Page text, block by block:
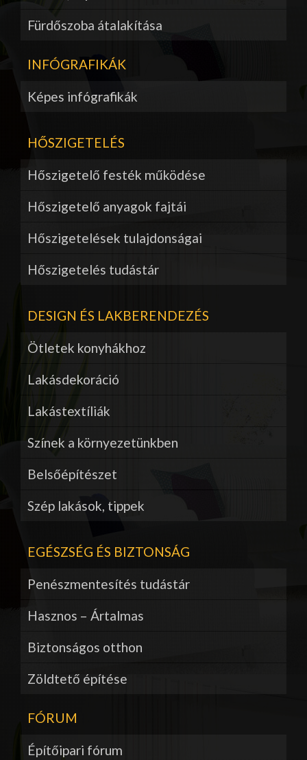
Fürdőszoba átalakítása
INFÓGRAFIKÁK
Képes infógrafikák
HŐSZIGETELÉS
Hőszigetelő festék működése
Hőszigetelő anyagok fajtái
Hőszigetelések tulajdonságai
Hőszigetelés tudástár
DESIGN ÉS LAKBERENDEZÉS
Ötletek konyhákhoz
Lakásdekoráció
Lakástextíliák
Színek a környezetünkben
Belsőépítészet
Szép lakások, tippek
EGÉSZSÉG ÉS BIZTONSÁG
Penészmentesítés tudástár
Hasznos – Ártalmas
Biztonságos otthon
Zöldtető építése
FÓRUM
Építőipari fórum